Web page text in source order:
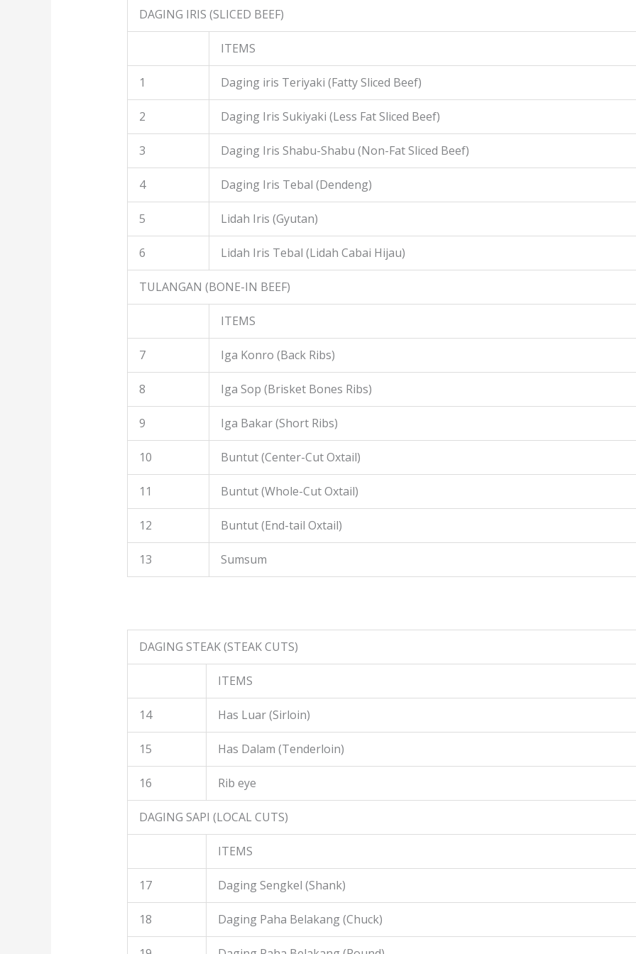
DAGING IRIS (SLICED BEEF)
ITEMS
1 Daging iris Teriyaki (Fatty Sliced Beef)
2 Daging Iris Sukiyaki (Less Fat Sliced Beef)
3 Daging Iris Shabu-Shabu (Non-Fat Sliced Beef)
4 Daging Iris Tebal (Dendeng)
5 Lidah Iris (Gyutan)
6 Lidah Iris Tebal (Lidah Cabai Hijau)
TULANGAN (BONE-IN BEEF)
ITEMS
7 Iga Konro (Back Ribs)
8 Iga Sop (Brisket Bones Ribs)
9 Iga Bakar (Short Ribs)
10 Buntut (Center-Cut Oxtail)
11 Buntut (Whole-Cut Oxtail)
12 Buntut (End-tail Oxtail)
13 Sumsum
DAGING STEAK (STEAK CUTS)
ITEMS
14 Has Luar (Sirloin)
15 Has Dalam (Tenderloin)
16 Rib eye
DAGING SAPI (LOCAL CUTS)
ITEMS
17 Daging Sengkel (Shank)
18 Daging Paha Belakang (Chuck)